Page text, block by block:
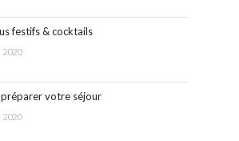
festifs & cocktails
2020
préparer votre séjour
2020